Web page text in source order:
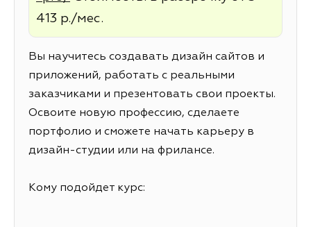
413 р./мес.
Вы научитесь создавать дизайн сайтов и
приложений, работать с реальными
заказчиками и презентовать свои проекты.
Освоите новую профессию, сделаете
портфолио и сможете начать карьеру в
дизайн-студии или на фрилансе.
Кому подойдет курс: